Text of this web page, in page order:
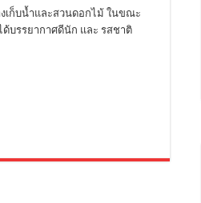
เก็บน้ำและสวนดอกไม้ ในขณะ
ด้บรรยากาศดีนัก และ รสชาติ